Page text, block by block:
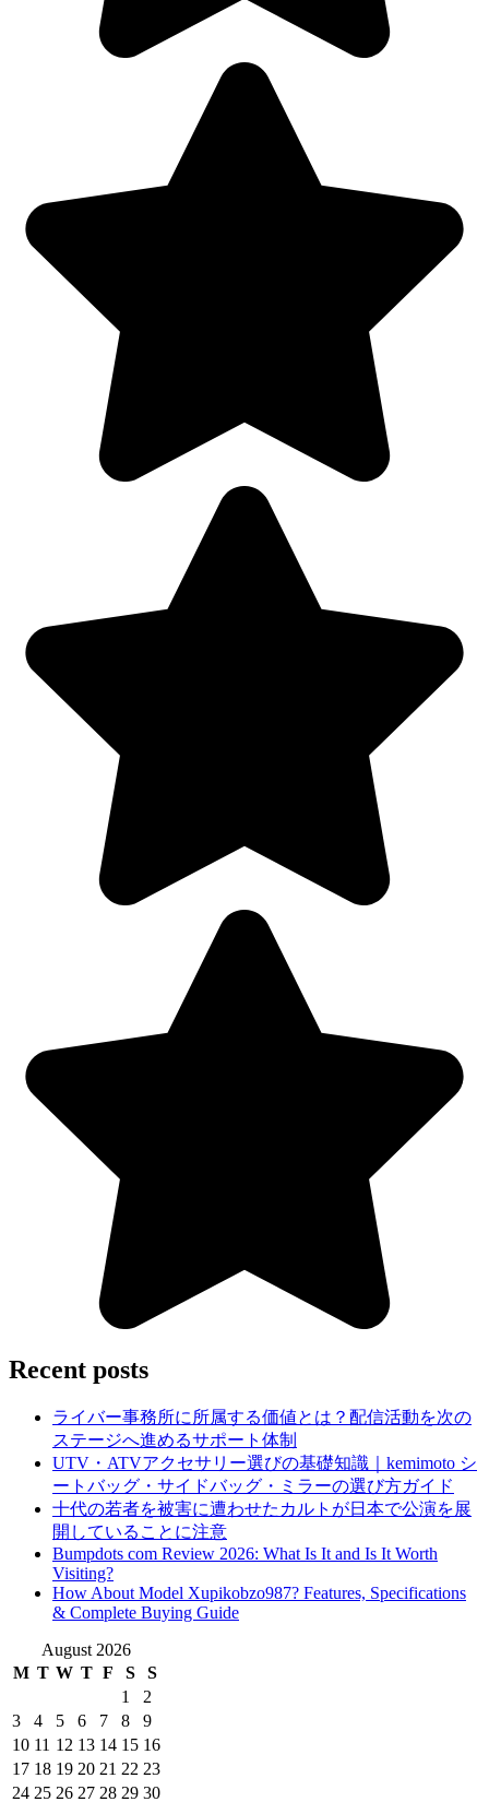
Recent posts
ライバー事務所に所属する価値とは？配信活動を次の
ステージへ進めるサポート体制
UTV・ATVアクセサリー選びの基礎知識｜kemimoto シ
ートバッグ・サイドバッグ・ミラーの選び方ガイド
十代の若者を被害に遭わせたカルトが日本で公演を展
開していることに注意
Bumpdots com Review 2026: What Is It and Is It Worth
Visiting?
How About Model Xupikobzo987? Features, Specifications
& Complete Buying Guide
August 2026
M T W T F S
S
1
2
3
4 5 6 7 8
9
10 11 12 13 14 15 16
17 18 19 20 21 22 23
24 25 26 27 28 29 30